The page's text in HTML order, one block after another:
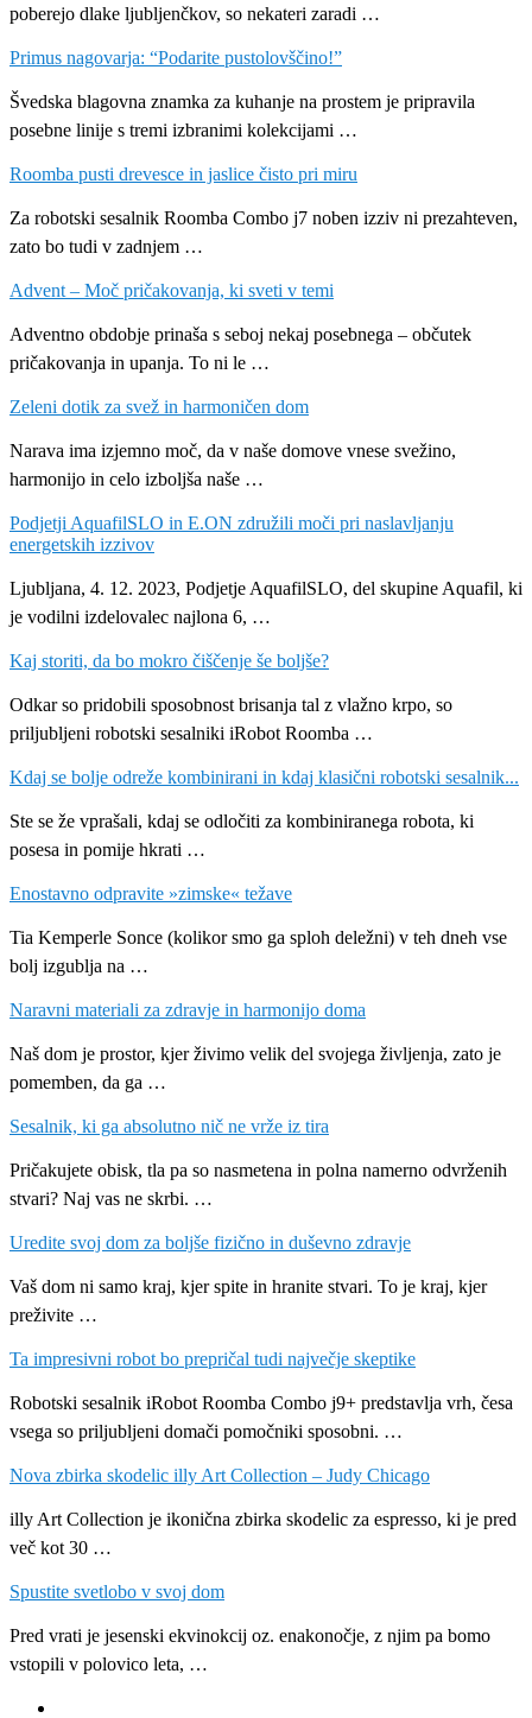
poberejo dlake ljubljenčkov, so nekateri zaradi …
Primus nagovarja: “Podarite pustolovščino!”
Švedska blagovna znamka za kuhanje na prostem je pripravila
posebne linije s tremi izbranimi kolekcijami …
Roomba pusti drevesce in jaslice čisto pri miru
Za robotski sesalnik Roomba Combo j7 noben izziv ni prezahteven,
zato bo tudi v zadnjem …
Advent – Moč pričakovanja, ki sveti v temi
Adventno obdobje prinaša s seboj nekaj posebnega – občutek
pričakovanja in upanja. To ni le …
Zeleni dotik za svež in harmoničen dom
Narava ima izjemno moč, da v naše domove vnese svežino,
harmonijo in celo izboljša naše …
Podjetji AquafilSLO in E.ON združili moči pri naslavljanju
energetskih izzivov
Ljubljana, 4. 12. 2023, Podjetje AquafilSLO, del skupine Aquafil, ki
je vodilni izdelovalec najlona 6, …
Kaj storiti, da bo mokro čiščenje še boljše?
Odkar so pridobili sposobnost brisanja tal z vlažno krpo, so
priljubljeni robotski sesalniki iRobot Roomba …
Kdaj se bolje odreže kombinirani in kdaj klasični robotski sesalnik...
Ste se že vprašali, kdaj se odločiti za kombiniranega robota, ki
posesa in pomije hkrati …
Enostavno odpravite »zimske« težave
Tia Kemperle Sonce (kolikor smo ga sploh deležni) v teh dneh vse
bolj izgublja na …
Naravni materiali za zdravje in harmonijo doma
Naš dom je prostor, kjer živimo velik del svojega življenja, zato je
pomemben, da ga …
Sesalnik, ki ga absolutno nič ne vrže iz tira
Pričakujete obisk, tla pa so nasmetena in polna namerno odvrženih
stvari? Naj vas ne skrbi. …
Uredite svoj dom za boljše fizično in duševno zdravje
Vaš dom ni samo kraj, kjer spite in hranite stvari. To je kraj, kjer
preživite …
Ta impresivni robot bo prepričal tudi največje skeptike
Robotski sesalnik iRobot Roomba Combo j9+ predstavlja vrh, česa
vsega so priljubljeni domači pomočniki sposobni. …
Nova zbirka skodelic illy Art Collection – Judy Chicago
illy Art Collection je ikonična zbirka skodelic za espresso, ki je pred
več kot 30 …
Spustite svetlobo v svoj dom
Pred vrati je jesenski ekvinokcij oz. enakonočje, z njim pa bomo
vstopili v polovico leta, …